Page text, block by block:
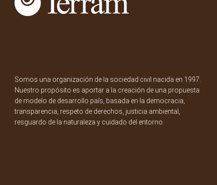
Somos una organización de la sociedad civil nacida en 1997.
Nuestro propósito es aportar a la creación de una propuesta
de modelo de desarrollo país, basada en la democracia,
transparencia, respeto de derechos, justicia ambiental,
resguardo de la naturaleza y cuidado del entorno.